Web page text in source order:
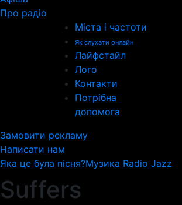
Про радіо
Міста і частоти
Як слухати онлайн
Лайфстайл
Лого
Контакти
Потрібна
допомога
Замовити рекламу
Написати нам
Яка це була пісня?Музика Radio Jazz
Suffers